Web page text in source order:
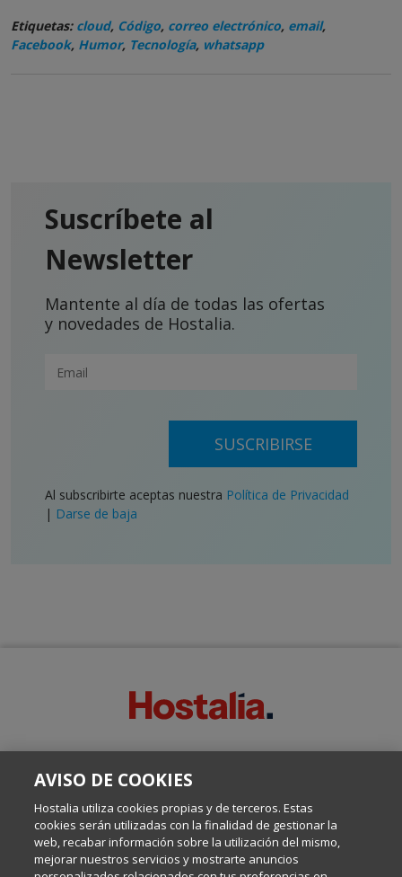
Etiquetas: cloud, Código, correo electrónico, email,
Facebook, Humor, Tecnología, whatsapp
Suscríbete al
Newsletter
Mantente al día de todas las ofertas
y novedades de Hostalia.
SUSCRIBIRSE
Al subscribirte aceptas nuestra Política de Privacidad
| Darse de baja
Escrito por el equipo de Comunicación de Hostalia, dirigido por
Internet y Tecnología.
Política de privacidad
AVISO DE COOKIES
Hostalia utiliza cookies propias y de terceros. Estas
cookies serán utilizadas con la finalidad de gestionar la
web, recabar información sobre la utilización del mismo,
mejorar nuestros servicios y mostrarte anuncios